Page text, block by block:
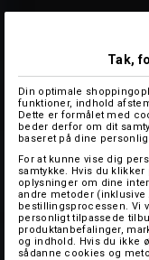
Tak,
Din optimale
funktioner, indhold
Dette er formålet med
beder derfor om dit
baseret på dine
For at kunne vise dig
samtykke. Hvis du
oplysninger om dine
andre metoder (inklusive
bestillingsprocessen. Vi
personligt tilpassede
produktanbefalinger,
og indhold. Hvis du ikke
sådanne cookies og